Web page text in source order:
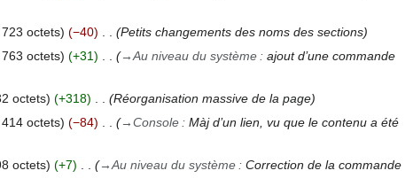
octets −40
Petits changements des noms des sections
octets +31 →Au niveau du système: ajout d’une commande
octets +318
Réorganisation massive de la page
octets −84 →Console: Màj d’un lien, vu que le contenu a été
octets +7 →Au niveau du système: Correction de la commande